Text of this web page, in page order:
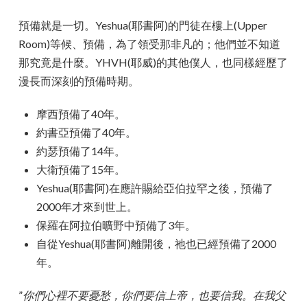
預備就是一切。Yeshua(耶書阿)的門徒在樓上(Upper
Room)等候、預備，為了領受那非凡的；他們並不知道
那究竟是什麼。YHVH(耶威)的其他僕人，也同樣經歷了
漫長而深刻的預備時期。
摩西預備了40年。
約書亞預備了40年。
約瑟預備了14年。
大衛預備了15年。
Yeshua(耶書阿)在應許賜給亞伯拉罕之後，預備了
2000年才來到世上。
保羅在阿拉伯曠野中預備了3年。
自從Yeshua(耶書阿)離開後，祂也已經預備了2000
年。
”你們心裡不要憂愁，你們要信上帝，也要信我。在我父